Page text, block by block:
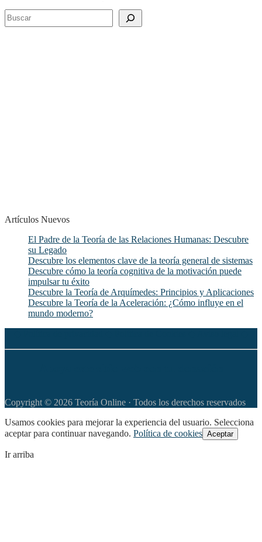
Buscar
Artículos Nuevos
El Padre de la Teoría de las Relaciones Humanas: Descubre
su Legado
Descubre los elementos clave de la teoría general de sistemas
Descubre cómo la teoría cognitiva de la motivación puede
impulsar tu éxito
Descubre la Teoría de Arquímedes: Principios y Aplicaciones
Descubre la Teoría de la Aceleración: ¿Cómo influye en el
mundo moderno?
Copyright © 2026 Teoría Online · Todos los derechos reservados
Usamos cookies para mejorar la experiencia del usuario. Selecciona
aceptar para continuar navegando. Política de cookies Aceptar
Ir arriba